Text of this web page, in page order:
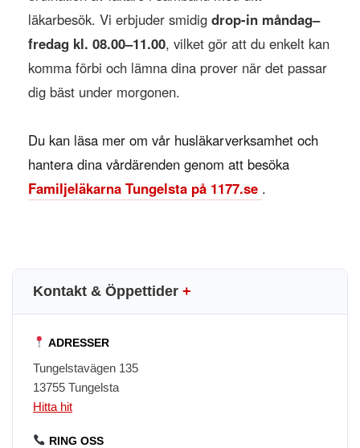
läkarbesök. Vi erbjuder smidig drop-in måndag–
fredag kl. 08.00–11.00, vilket gör att du enkelt kan
komma förbi och lämna dina prover när det passar
dig bäst under morgonen.
Du kan läsa mer om vår husläkarverksamhet och
hantera dina vårdärenden genom att besöka
Familjeläkarna Tungelsta på 1177.se .
Kontakt & Öppettider +
ADRESSER
Tungelstavägen 135
13755 Tungelsta
Hitta hit
RING OSS